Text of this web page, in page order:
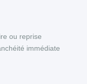
ou reprise
immédiate